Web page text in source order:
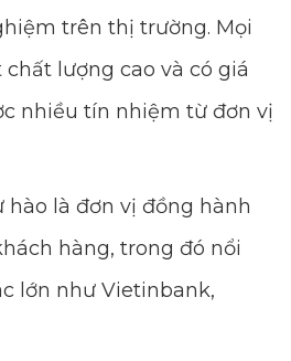
trên thị trường. Mọi
lượng cao và có giá
nhiều tín nhiệm từ đơn vị
hào là đơn vị đồng hành
hàng, trong đó nổi
lớn như Vietinbank,